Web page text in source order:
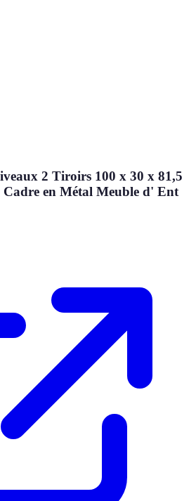
2 Tiroirs 100 x 30 x 81,5
en Métal Meuble d' Ent